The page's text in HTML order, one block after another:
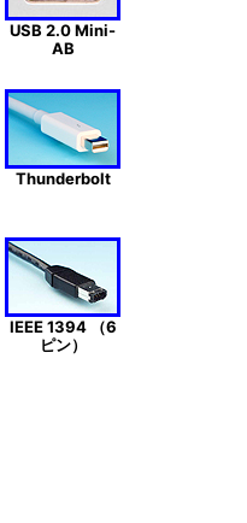
USB 2.0 Mini-
AB
Thunderbolt
IEEE 1394 （6
ピン）